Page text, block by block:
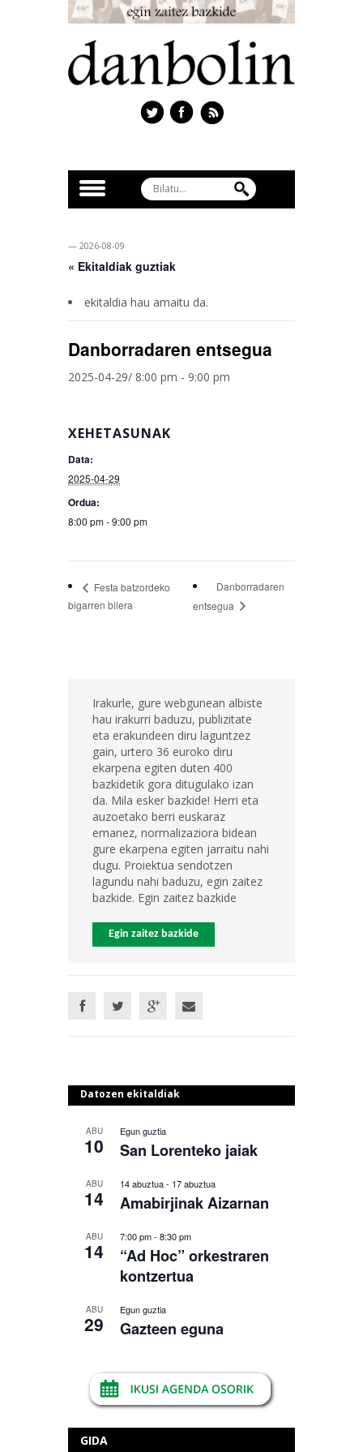
— 2026-08-09
« Ekitaldiak guztiak
ekitaldia hau amaitu da.
Danborradaren entsegua
2025-04-29/ 8:00 pm - 9:00 pm
XEHETASUNAK
Data:
2025-04-29
Ordua:
8:00 pm - 9:00 pm
Festa batzordeko
bigarren bilera
Danborradaren
entsegua
Irakurle, gure webgunean albiste
hau irakurri baduzu, publizitate
eta erakundeen diru laguntzez
gain, urtero 36 euroko diru
ekarpena egiten duten 400
bazkidetik gora ditugulako izan
da. Mila esker bazkide! Herri eta
auzoetako berri euskaraz
emanez, normalizaziora bidean
gure ekarpena egiten jarraitu nahi
dugu. Proiektua sendotzen
lagundu nahi baduzu, egin zaitez
bazkide. Egin zaitez bazkide
Egin zaitez bazkide
Datozen ekitaldiak
ABU
10
Egun guztia
San Lorenteko jaiak
ABU
14
14 abuztua- 17 abuztua
Amabirjinak Aizarnan
ABU
14
7:00 pm- 8:30 pm
“Ad Hoc” orkestraren
kontzertua
ABU
29
Egun guztia
Gazteen eguna
GIDA